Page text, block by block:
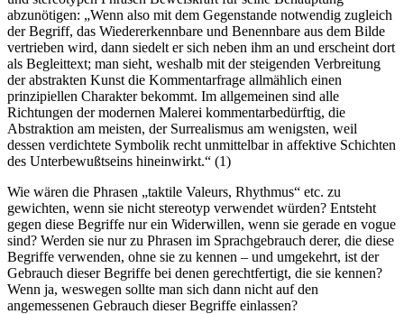
abzunötigen: „Wenn also mit dem Gegenstande notwendig zugleich
der Begriff, das Wiedererkennbare und Benennbare aus dem Bilde
vertrieben wird, dann siedelt er sich neben ihm an und erscheint dort
als Begleittext; man sieht, weshalb mit der steigenden Verbreitung
der abstrakten Kunst die Kommentarfrage allmählich einen
prinzipiellen Charakter bekommt. Im allgemeinen sind alle
Richtungen der modernen Malerei kommentarbedürftig, die
Abstraktion am meisten, der Surrealismus am wenigsten, weil
dessen verdichtete Symbolik recht unmittelbar in affektive Schichten
des Unterbewußtseins hineinwirkt.“ (1)
Wie wären die Phrasen „taktile Valeurs, Rhythmus“ etc. zu
gewichten, wenn sie nicht stereotyp verwendet würden? Entsteht
gegen diese Begriffe nur ein Widerwillen, wenn sie gerade en vogue
sind? Werden sie nur zu Phrasen im Sprachgebrauch derer, die diese
Begriffe verwenden, ohne sie zu kennen – und umgekehrt, ist der
Gebrauch dieser Begriffe bei denen gerechtfertigt, die sie kennen?
Wenn ja, weswegen sollte man sich dann nicht auf den
angemessenen Gebrauch dieser Begriffe einlassen?